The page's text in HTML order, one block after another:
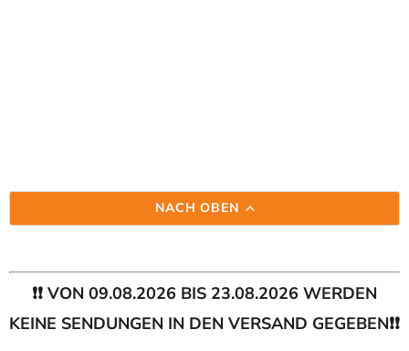
NACH OBEN
❗❗ VON 09.08.2026 BIS 23.08.2026 WERDEN
KEINE SENDUNGEN IN DEN VERSAND GEGEBEN❗❗